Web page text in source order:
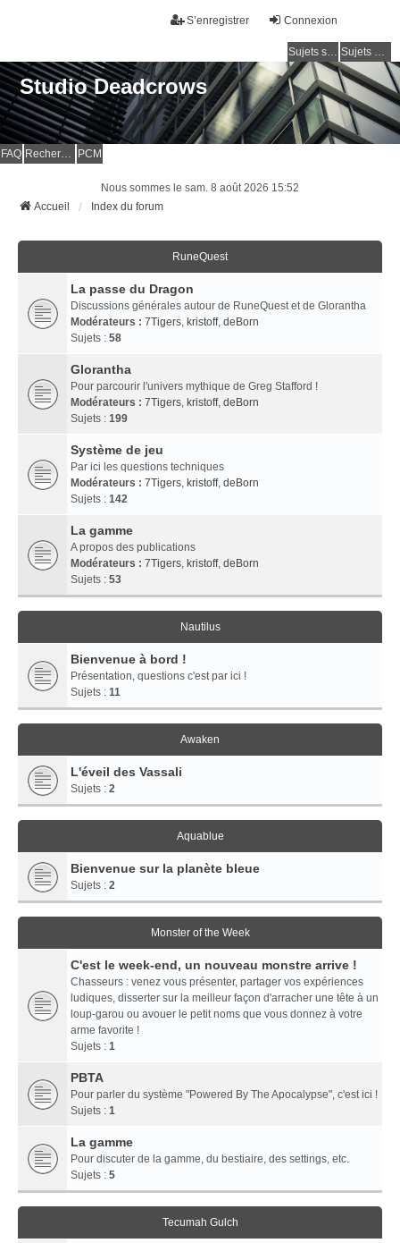
Connexion
S’enregistrer
Sujets sans réponse Sujets actifs
Studio Deadcrows
FAQ Rechercher PCM
Nous sommes le sam. 8 août 2026 15:52
Accueil
Index du forum
RuneQuest
La passe du Dragon
Discussions générales autour de RuneQuest et de Glorantha
Modérateurs : 7Tigers, kristoff, deBorn
Sujets : 58
Glorantha
Pour parcourir l'univers mythique de Greg Stafford !
Modérateurs : 7Tigers, kristoff, deBorn
Sujets : 199
Système de jeu
Par ici les questions techniques
Modérateurs : 7Tigers, kristoff, deBorn
Sujets : 142
La gamme
A propos des publications
Modérateurs : 7Tigers, kristoff, deBorn
Sujets : 53
Nautilus
Bienvenue à bord !
Présentation, questions c'est par ici !
Sujets : 11
Awaken
L'éveil des Vassali
Sujets : 2
Aquablue
Bienvenue sur la planète bleue
Sujets : 2
Monster of the Week
C'est le week-end, un nouveau monstre arrive !
Chasseurs : venez vous présenter, partager vos expériences
ludiques, disserter sur la meilleur façon d'arracher une tête à un
loup-garou ou avouer le petit noms que vous donnez à votre
arme favorite !
Sujets : 1
PBTA
Pour parler du système "Powered By The Apocalypse", c'est ici !
Sujets : 1
La gamme
Pour discuter de la gamme, du bestiaire, des settings, etc.
Sujets : 5
Tecumah Gulch